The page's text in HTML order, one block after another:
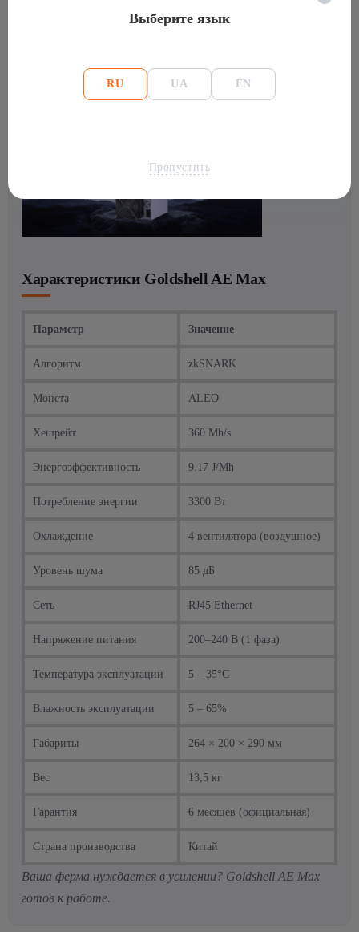
использование — как в крупных фермах, так и на
Характеристики Goldshell AE Max
Параметр Значение
Алгоритм zkSNARK
Монета ALEO
Хешрейт 360 Mh/s
Энергоэффективность 9.17 J/Mh
Потребление энергии 3300 Вт
Охлаждение 4 вентилятора (воздушное)
Уровень шума 85 дБ
Сеть RJ45 Ethernet
Напряжение питания 200–240 В (1 фаза)
Температура эксплуатации 5 – 35°C
Влажность эксплуатации 5 – 65%
Габариты 264 × 200 × 290 мм
Вес 13,5 кг
Гарантия 6 месяцев (официальная)
Страна производства Китай
Ваша ферма нуждается в усилении? Goldshell AE Max
готов к работе.
Выберите язык
RU UA EN
Пропустить